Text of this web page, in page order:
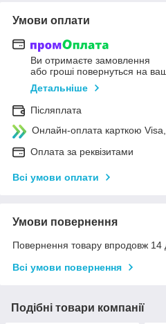
Умови оплати
Ви отримаєте замовлення
або гроші повернуться на
Детальніше
Післяплата
Онлайн-оплата карткою
Оплата за реквізитами
Всі умови оплати
Умови повернення
Повернення товару впродовж 14
Всі умови повернення
Подібні товари компанії